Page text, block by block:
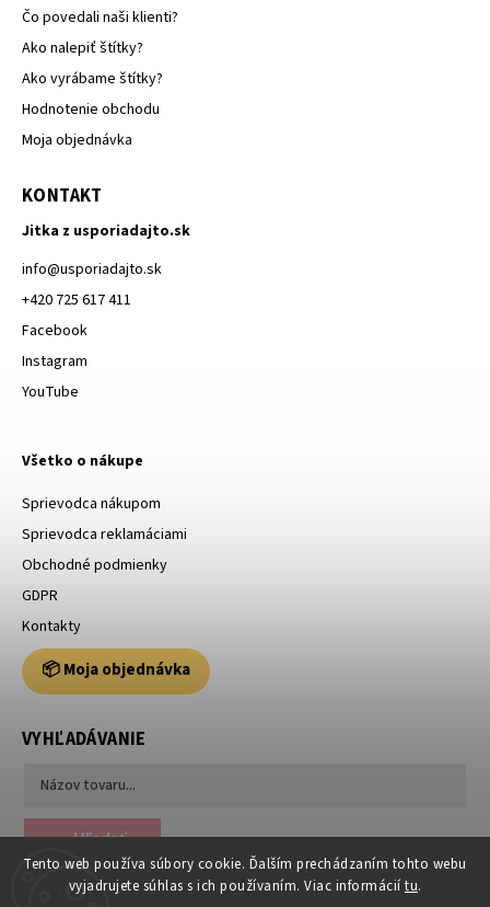
Tento web používa súbory cookie. Ďalším prechádzaním tohto webu
vyjadrujete súhlas s ich používaním. Viac informácií tu.
Čo povedali naši klienti?
Ako nalepiť štítky?
Ako vyrábame štítky?
Hodnotenie obchodu
Moja objednávka
KONTAKT
Jitka z usporiadajto.sk
info@usporiadajto.sk
+420 725 617 411
Facebook
Instagram
YouTube
Všetko o nákupe
Sprievodca nákupom
Sprievodca reklamáciami
Obchodné podmienky
GDPR
Kontakty
📦 Moja objednávka
VYHĽADÁVANIE
Hľadať